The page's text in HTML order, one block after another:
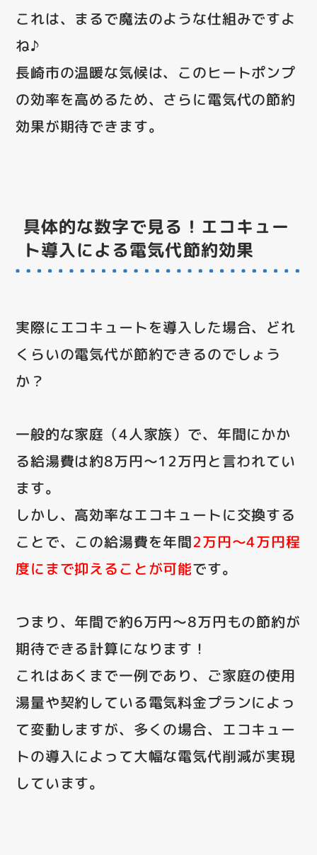
これは、まるで魔法のような仕組みですよ
ね♪
長崎市の温暖な気候は、このヒートポンプ
の効率を高めるため、さらに電気代の節約
効果が期待できます。
具体的な数字で見る！エコキュー
ト導入による電気代節約効果
実際にエコキュートを導入した場合、どれ
くらいの電気代が節約できるのでしょう
か？
一般的な家庭（4人家族）で、年間にかか
る給湯費は約8万円～12万円と言われてい
ます。
しかし、高効率なエコキュートに交換する
ことで、この給湯費を年間2万円～4万円程
度にまで抑えることが可能です。
つまり、年間で約6万円～8万円もの節約が
期待できる計算になります！
これはあくまで一例であり、ご家庭の使用
湯量や契約している電気料金プランによっ
て変動しますが、多くの場合、エコキュー
トの導入によって大幅な電気代削減が実現
しています。